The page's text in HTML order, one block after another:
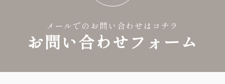
メールでのお問い合わせはコチラ
お問い合わせフォーム